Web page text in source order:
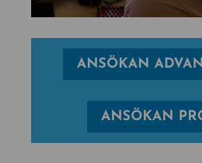
ANSÖKAN
ANSÖKAN